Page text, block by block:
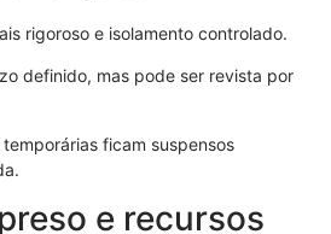
rigoroso e isolamento controlado.
definido, mas pode ser revista por
ficam suspensos
e recursos